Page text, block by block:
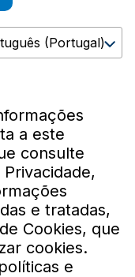
a este
consulte
e tratadas,
Cookies, que
cookies.
e